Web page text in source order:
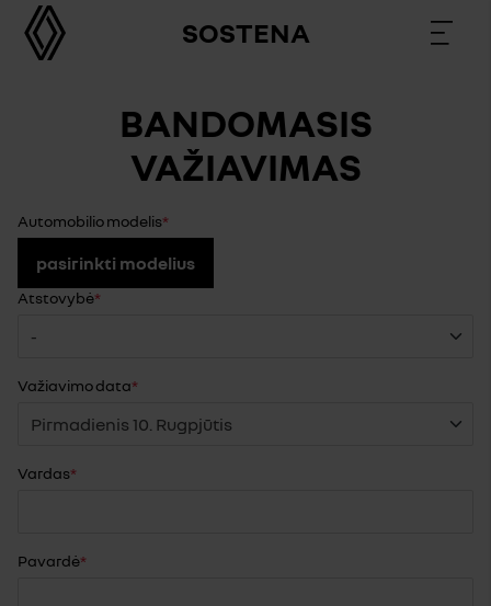
SOSTENA
BANDOMASIS
VAŽIAVIMAS
Automobilio modelis
pasirinkti modelius
Atstovybė
Važiavimo data
Vardas
Pavardė